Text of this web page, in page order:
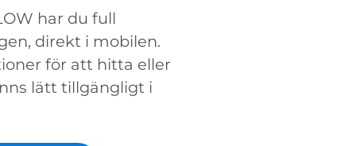
har du full
direkt i mobilen.
för att hitta eller
lätt tillgängligt i